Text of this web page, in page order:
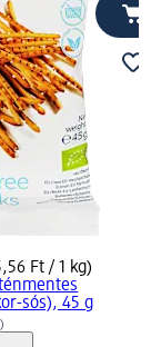
Ft / 1 kg)
sós), 45 g